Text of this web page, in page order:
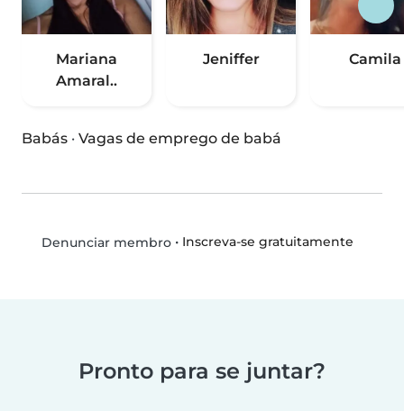
Mariana
Amaral..
Jeniffer Camila
Babás · Vagas de emprego de babá
Denunciar membro• Inscreva-se gratuitamente
Pronto para se juntar?